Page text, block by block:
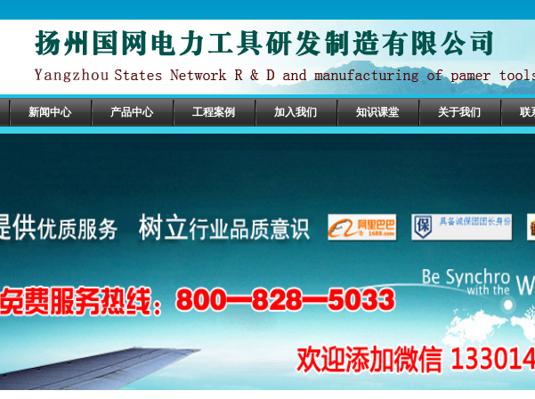
新闻中心 产品中心 工程案例 加入我们 知识课堂 关于我们 联